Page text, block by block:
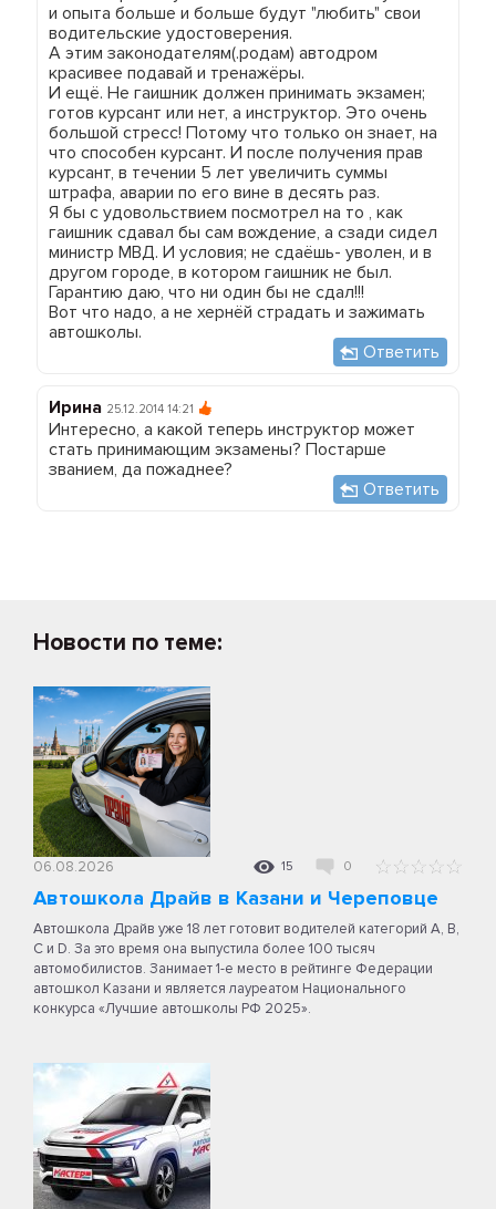
и опыта больше и больше будут "любить" свои
водительские удостоверения.
А этим законодателям(.родам) автодром
красивее подавай и тренажёры.
И ещё. Не гаишник должен принимать экзамен;
готов курсант или нет, а инструктор. Это очень
большой стресс! Потому что только он знает, на
что способен курсант. И после получения прав
курсант, в течении 5 лет увеличить суммы
штрафа, аварии по его вине в десять раз.
Я бы с удовольствием посмотрел на то , как
гаишник сдавал бы сам вождение, а сзади сидел
министр МВД. И условия; не сдаёшь- уволен, и в
другом городе, в котором гаишник не был.
Гарантию даю, что ни один бы не сдал!!!
Вот что надо, а не хернёй страдать и зажимать
автошколы.
Ответить
Ирина 25.12.2014 14:21
Интересно, а какой теперь инструктор может
стать принимающим экзамены? Постарше
званием, да пожаднее?
Ответить
Новости по теме:
06.08.2026 15 0
Автошкола Драйв в Казани и Череповце
Автошкола Драйв уже 18 лет готовит водителей категорий A, B,
C и D. За это время она выпустила более 100 тысяч
автомобилистов. Занимает 1-е место в рейтинге Федерации
автошкол Казани и является лауреатом Национального
конкурса «Лучшие автошколы РФ 2025».